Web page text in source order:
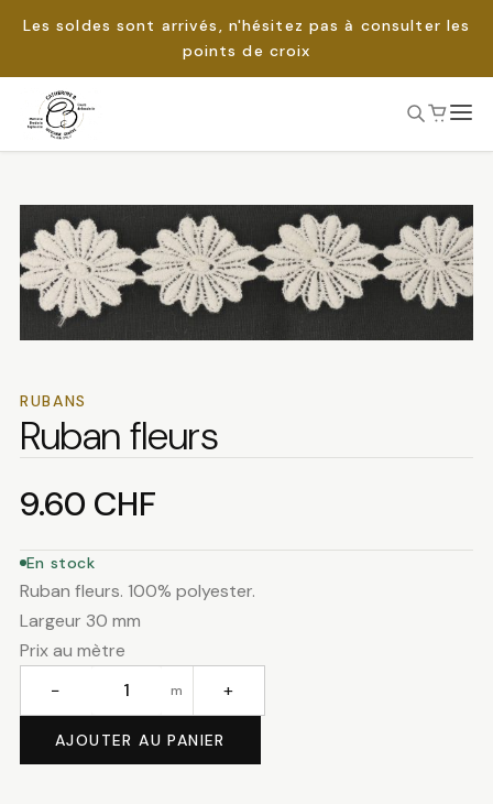
Les soldes sont arrivés, n'hésitez pas à consulter les
points de croix
Passer
RUBANS
Ruban fleurs
9.60 CHF
En stock
Ruban fleurs. 100% polyester.
Largeur 30 mm
Prix au mètre
Ruban
− m +
AJOUTER AU PANIER